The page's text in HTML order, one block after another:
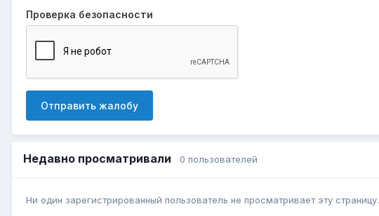
Проверка безопасности
Отправить жалобу
Недавно просматривали 0 пользователей
Ни один зарегистрированный пользователь не просматривает эту страницу.